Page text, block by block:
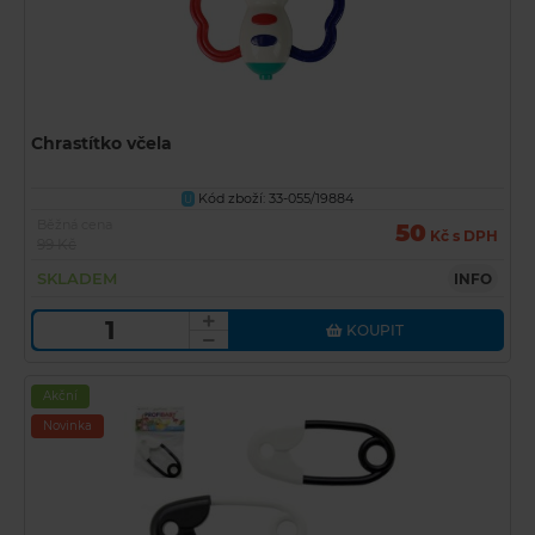
Chrastítko včela
U
Kód zboží: 33-055/19884
50 Kč s DPH
SKLADEM INFO
KOUPIT
Akční
Novinka